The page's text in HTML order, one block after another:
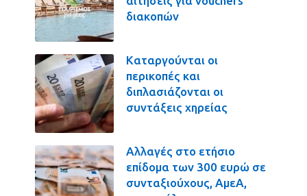
διακοπών
Καταργούνται οι
περικοπές και
διπλασιάζονται οι
συντάξεις χηρείας
Αλλαγές στο ετήσιο
επίδομα των 300 ευρώ σε
συνταξιούχους, ΑμεΑ,